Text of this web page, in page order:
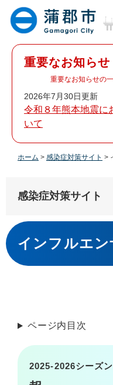
重要なお知らせ
2026年7月30日更新
令和８年熊本地震に
いて
重要なお知らせの
ホーム > 感染症対策サイト >
感染症対策サイト
本
文
インフルエン
ページ内目次
2025-2026シーズン